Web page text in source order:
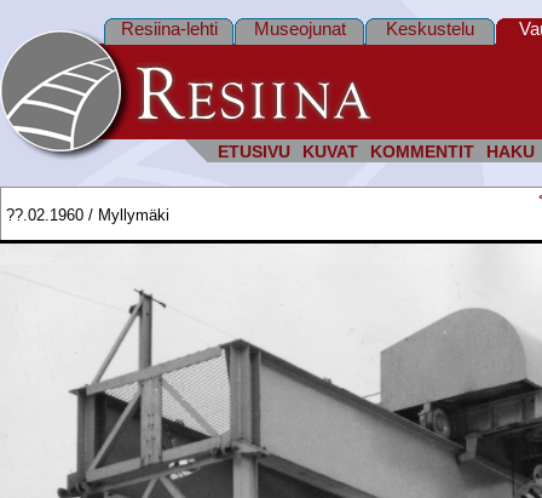
ETUSIVU KUVAT KOMMENTIT HAKU
Resiina-lehti Museojunat Keskustelu
??.02.1960 / Myllymäki